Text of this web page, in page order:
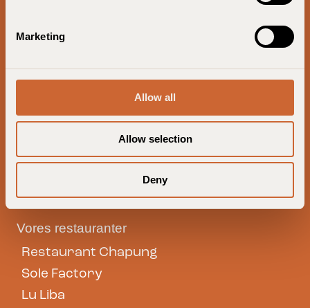
Marketing
Allow all
Allow selection
Deny
Villa Libellule
Indonesien / Bali
Vores restauranter
Restaurant Chapung
Sole Factory
Lu Liba